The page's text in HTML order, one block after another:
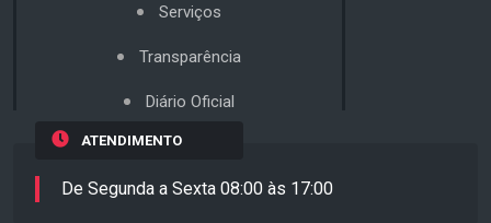
Serviços
Transparência
Diário Oficial
ATENDIMENTO
De Segunda a Sexta 08:00 às 17:00